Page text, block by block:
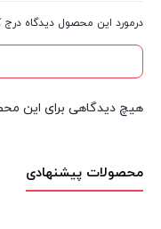
درمورد این محصول دیدگاه درج
هیچ دیدگاهی برای این
محصولات پیشنهادی